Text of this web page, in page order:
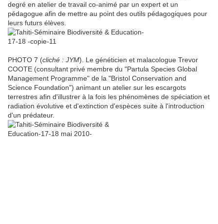
degré en atelier de travail co-animé par un expert et un
pédagogue afin de mettre au point des outils pédagogiques pour
leurs futurs élèves.
PHOTO 7 (cliché : JYM). Le généticien et malacologue Trevor
COOTE (consultant privé membre du "Partula Species Global
Management Programme" de la "Bristol Conservation and
Science Foundation") animant un atelier sur les escargots
terrestres afin d'illustrer à la fois les phénomènes de spéciation et
radiation évolutive et d'extinction d'espèces suite à l'introduction
d'un prédateur.